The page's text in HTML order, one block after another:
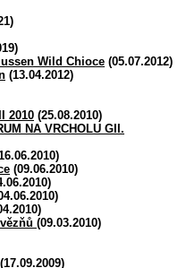
Wild Chioce (05.07.2012)
(13.04.2012)
2010 (25.08.2010)
NA VRCHOLU GII.
(09.06.2010)
(09.03.2010)
(17.09.2009)